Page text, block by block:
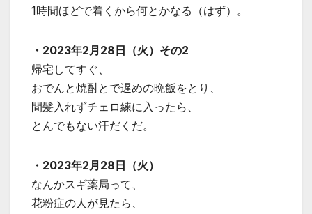
1時間ほどで着くから何とかなる（はず）。
・2023年2月28日（火）その2
帰宅してすぐ、
おでんと焼酎とで遅めの晩飯をとり、
間髪入れずチェロ練に入ったら、
とんでもない汗だくだ。
・2023年2月28日（火）
なんかスギ薬局って、
花粉症の人が見たら、